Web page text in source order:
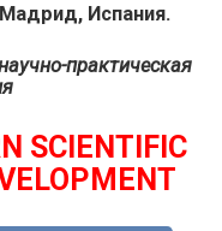
Мадрид, Испания.
практическая
SCIENTIFIC